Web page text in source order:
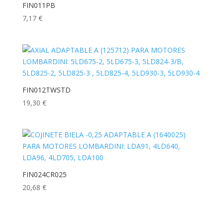
FIN011PB
7,17 €
FIN012TWSTD
19,30 €
FIN024CR025
20,68 €